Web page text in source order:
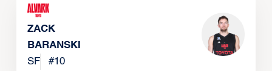
ZACK
BARANSKI
SF
#10